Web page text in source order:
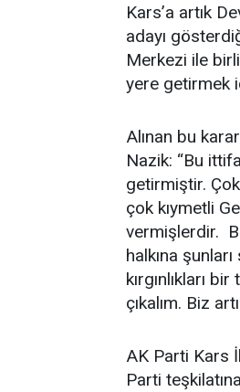
Kars’a artık
adayı
Merkezi ile
yere getirmek
Alınan bu
Nazik: “Bu
getirmiştir.
çok kıymetli
vermişlerdir.
halkına
kırgınlıkları
çıkalım. Biz
AK Parti Kars
Parti